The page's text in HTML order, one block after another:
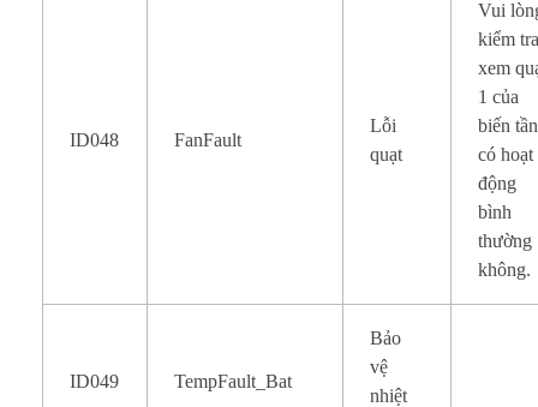
ID048 FanFault
Lỗi
quạt
Vui
kiểm
xem
1 của
biến tần
có hoạt
động
bình
thường
không.
ID049 TempFault_Bat
Bảo
vệ
nhiệt